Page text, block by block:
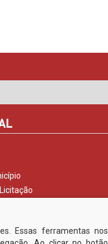
Essas ferramentas nos